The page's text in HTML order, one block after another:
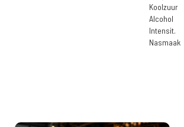
Koolzuur
Alcohol
Intensit.
Nasmaak